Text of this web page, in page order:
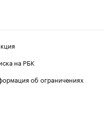
на РБК
об ограничениях